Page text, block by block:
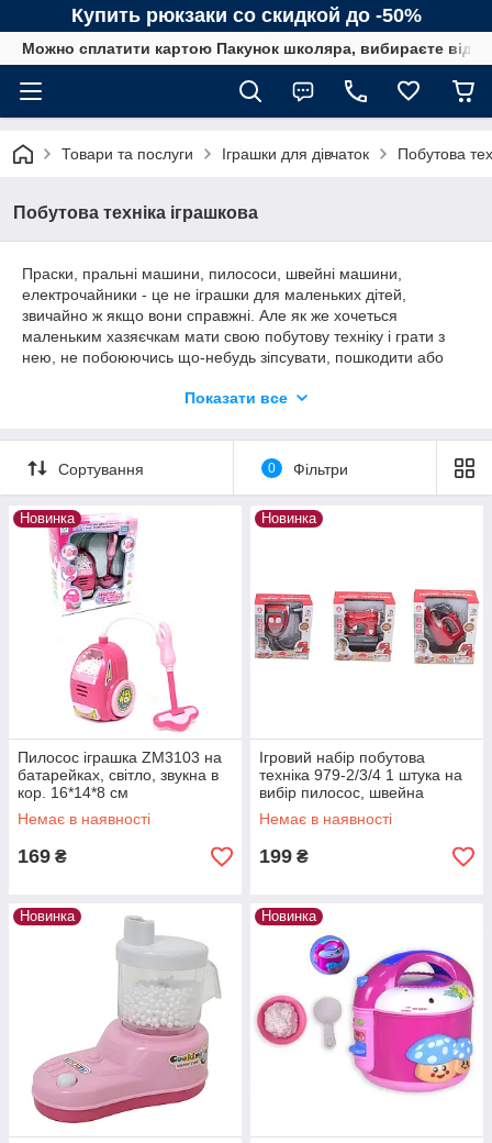
Купить рюкзаки со скидкой до -50%
Можно сплатити картою Пакунок школяра, вибираєте від
Товари та послуги Іграшки для дівчаток Побутова
Побутова техніка іграшкова
Праски, пральні машини, пилососи, швейні машини,
електрочайники - це не іграшки для маленьких дітей,
звичайно ж якщо вони справжні. Але як же хочеться
маленьким хазяєчкам мати свою побутову техніку і грати з
нею, не побоюючись що-небудь зіпсувати, пошкодити або
В нашем интернет-магазине есть очень много
помощница, играя, училась создавать комфорт и порядок в
доме. Игрушечная бытовая техника имеет сходство с
настоящей, в зависимости от модели, может иметь световые
и звуковые эффекты. Такой подарок оценит каждая юная
хозяюшка и будет использовать для своих кукол и игрушек,
как настоящая заботливая мама. Приобретайте детскую
бытовую технику у нас на сайте и ваша малышка с радостью
будет с ней играть, не нанося вреда вам и вашей бытовой
Показати все
Сортування 0 Фільтри
Новинка
Пилосос іграшка ZM3103 на
батарейках, світло, звукна в
кор. 16*14*8 см
Немає в наявності
169 ₴
Новинка
Ігровий набір побутова
техніка 979-2/3/4 1 штука на
вибір пилосос, швейна
машинка, праска світло,в
Немає в наявності
199 ₴
Новинка Новинка